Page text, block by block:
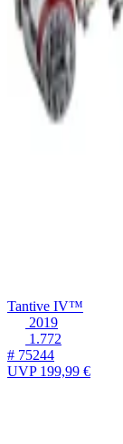
Tantive IV™
2019
1.772
# 75244
UVP199,99 €